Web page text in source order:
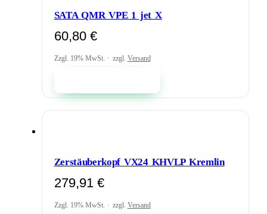
SATA QMR VPE 1 jet X
60,80 €
Zzgl. 19% MwSt. zzgl. Versand
Zerstäuberkopf VX24 KHVLP Kremlin
279,91 €
Zzgl. 19% MwSt. zzgl. Versand